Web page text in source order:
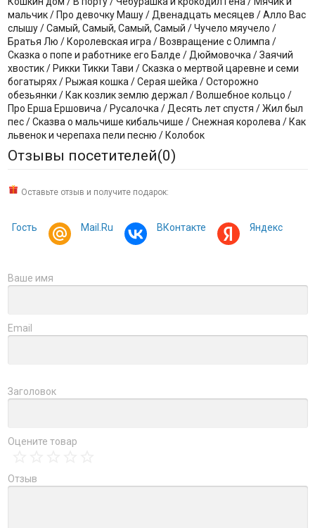
мальчик / Про девочку Машу / Двенадцать месяцев / Алло Вас
слышу / Самый, Самый, Самый, Самый / Чучело мяучело /
Братья Лю / Королевская игра / Возвращение с Олимпа /
Сказка о попе и работнике его Балде / Дюймовочка / Заячий
хвостик / Рикки Тикки Тави / Сказка о мертвой царевне и семи
богатырях / Рыжая кошка / Серая шейка / Осторожно
обезьянки / Как козлик землю держал / Волшебное кольцо /
Про Ерша Ершовича / Русалочка / Десять лет спустя / Жил был
пес / Сказва о мальчише кибальчише / Снежная королева / Как
львенок и черепаха пели песню / Колобок
Отзывы посетителей(0)
Оставьте отзыв и получите подарок:
Гость Mail.Ru ВКонтакте Яндекс
Ваше имя
Email
Заголовок
Оцените товар
Отзыв